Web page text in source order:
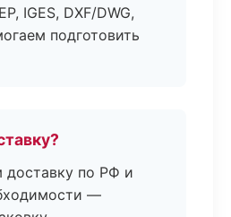
IGES, DXF/DWG,
подготовить
доставку по РФ и
—